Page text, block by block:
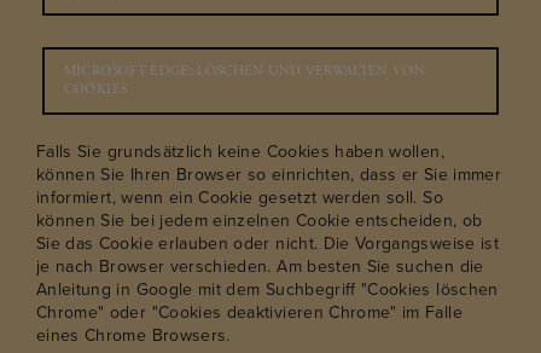
MICROSOFT EDGE: LÖSCHEN UND VERWALTEN VON
COOKIES
Falls Sie grundsätzlich keine Cookies haben wollen,
können Sie Ihren Browser so einrichten, dass er Sie immer
informiert, wenn ein Cookie gesetzt werden soll. So
können Sie bei jedem einzelnen Cookie entscheiden, ob
Sie das Cookie erlauben oder nicht. Die Vorgangsweise ist
je nach Browser verschieden. Am besten Sie suchen die
Anleitung in Google mit dem Suchbegriff "Cookies löschen
Chrome" oder "Cookies deaktivieren Chrome" im Falle
eines Chrome Browsers.